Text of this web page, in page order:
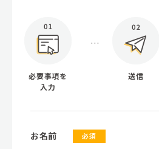
必要事項を
入力
送信
お名前 必須